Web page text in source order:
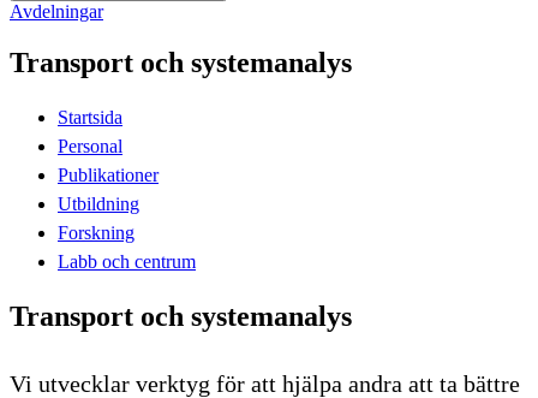
Avdelningar
Transport och systemanalys
Startsida
Personal
Publikationer
Utbildning
Forskning
Labb och centrum
Transport och systemanalys
Vi utvecklar verktyg för att hjälpa andra att ta bättre